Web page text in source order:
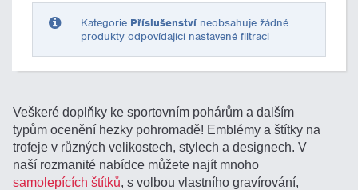
Kategorie Příslušenství neobsahuje žádné
produkty odpovídající nastavené filtraci
Veškeré doplňky ke sportovním pohárům a dalším
typům ocenění hezky pohromadě! Emblémy a štítky na
trofeje v různých velikostech, stylech a designech. V
naší rozmanité nabídce můžete najít mnoho
samolepících štítků, s volbou vlastního gravírování,